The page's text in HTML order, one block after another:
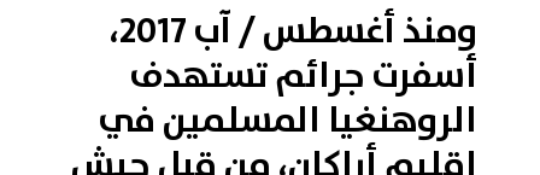
ومنذ أغسطس / آب 2017،
أسفرت جرائم تستهدف
الروهنغيا المسلمين في